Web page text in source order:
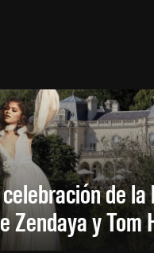
de la
Zendaya y Tom